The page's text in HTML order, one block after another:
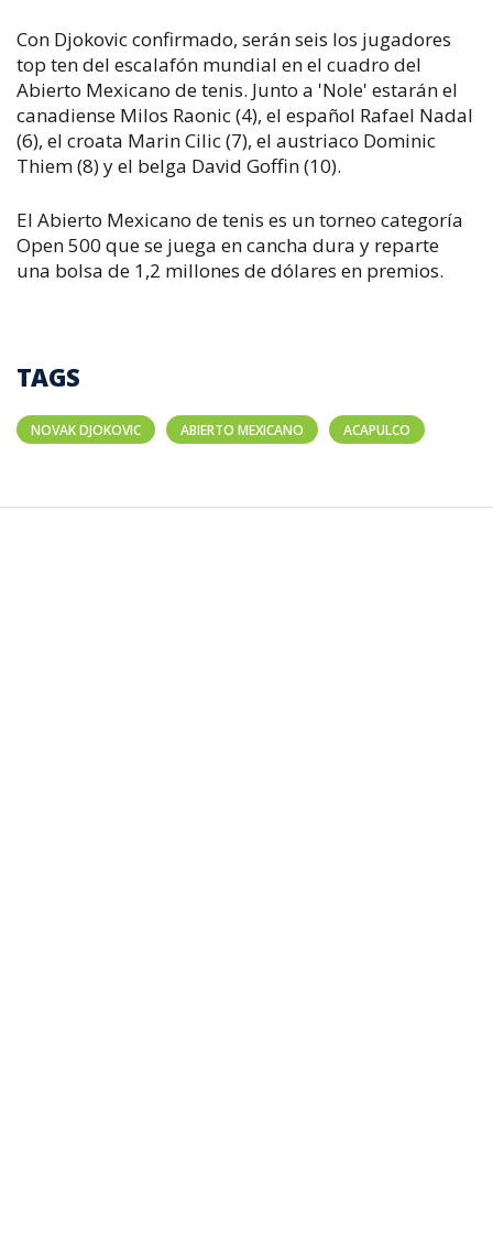
Con Djokovic confirmado, serán seis los jugadores
top ten del escalafón mundial en el cuadro del
Abierto Mexicano de tenis. Junto a 'Nole' estarán el
canadiense Milos Raonic (4), el español Rafael Nadal
(6), el croata Marin Cilic (7), el austriaco Dominic
Thiem (8) y el belga David Goffin (10).
El Abierto Mexicano de tenis es un torneo categoría
Open 500 que se juega en cancha dura y reparte
una bolsa de 1,2 millones de dólares en premios.
TAGS
NOVAK DJOKOVIC ABIERTO MEXICANO ACAPULCO